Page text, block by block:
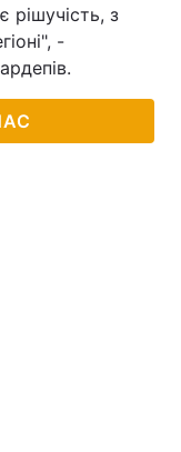
рішучість, з
-